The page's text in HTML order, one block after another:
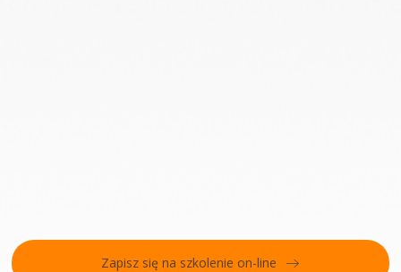
Zapisz się na szkolenie on-line